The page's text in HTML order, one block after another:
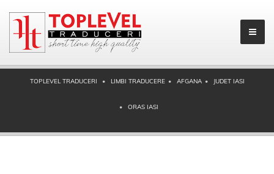
TOPLEVEL TRADUCERI LIMBI TRADUCERE AFGANA JUDET IASI
ORAS IASI